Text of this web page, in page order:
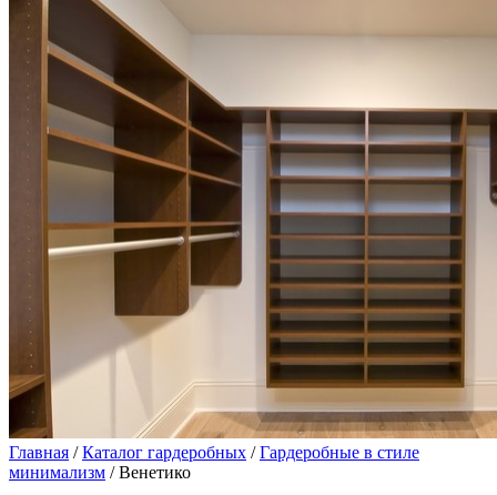
Главная /Каталог гардеробных /Гардеробные в стиле
минимализм / Венетико